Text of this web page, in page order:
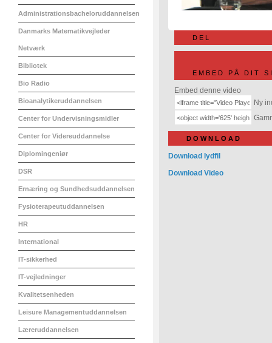
Administrationsbacheloruddannelsen
Danmarks Matematikvejleder
Netværk
Bibliotek
Bio Radio
Bioanalytikeruddannelsen
Center for Undervisningsmidler
Center for Videreuddannelse
Diplomingeniør
DSR
Ernæring og Sundhedsuddannelsen
Fysioterapeutuddannelsen
HR
International
IT-sikkerhed
IT-vejledninger
Kvalitetsenheden
Leisure Managementuddannelsen
Læreruddannelsen
DEL
EMBED PÅ DIT
Embed denne video
Ny
DOWNLOAD
Download lydfil
Download Video